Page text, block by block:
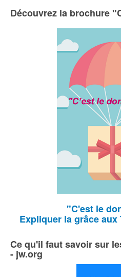
Découvrez la brochure
"C'est le
Expliquer la grâce
Ce qu'il faut savoir sur
- jw.org